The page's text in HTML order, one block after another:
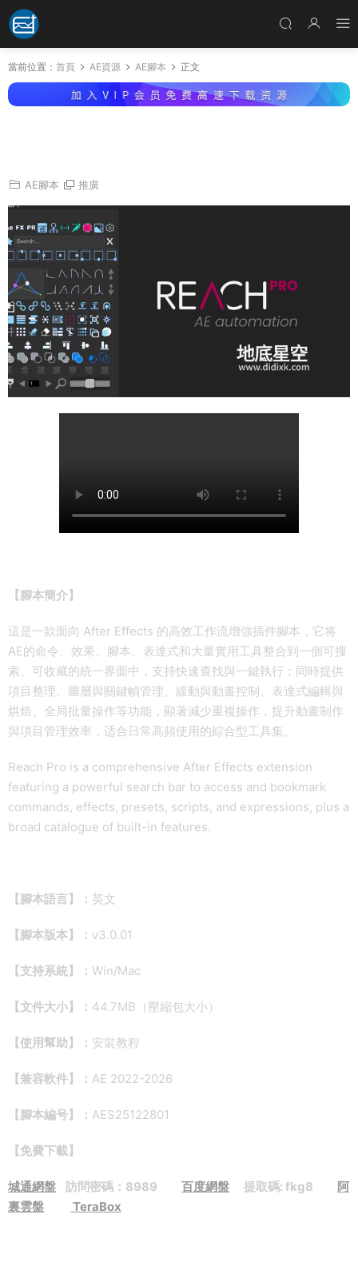
當前位置： 首頁 AE資源 AE腳本 正文
AE腳本 推廣
【腳本簡介】
這是一款面向 After Effects 的高效工作流增強插件腳本，它将
AE的命令、效果、腳本、表達式和大量實用工具整合到一個可搜
索、可收藏的統一界面中，支持快速查找與一鍵執行；同時提供
項目整理、圖層與關鍵幀管理、緩動與動畫控制、表達式編輯與
烘焙、全局批量操作等功能，顯著減少重複操作，提升動畫制作
與項目管理效率，适合日常高頻使用的綜合型工具集。
Reach Pro is a comprehensive After Effects extension
featuring a powerful search bar to access and bookmark
commands, effects, presets, scripts, and expressions, plus a
broad catalogue of built-in features.
【腳本語言】： 英文
【腳本版本】： v3.0.01
【支持系統】： Win/Mac
【文件大小】： 44.7MB（壓縮包大小）
【使用幫助】： 安裝教程
【兼容軟件】： AE 2022-2026
【腳本編号】： AES25122801
【免費下載】
城通網盤 訪問密碼：8989 百度網盤 提取碼: fkg8
阿
裏雲盤
TeraBox